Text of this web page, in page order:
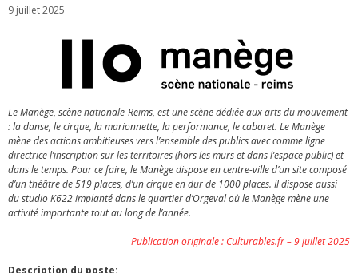
9 juillet 2025
Le Manège, scène nationale-Reims, est une scène dédiée aux arts du mouvement
: la danse, le cirque, la marionnette, la performance, le cabaret. Le Manège
mène des actions ambitieuses vers l’ensemble des publics avec comme ligne
directrice l’inscription sur les territoires (hors les murs et dans l’espace public) et
dans le temps. Pour ce faire, le Manège dispose en centre-ville d’un site composé
d’un théâtre de 519 places, d’un cirque en dur de 1000 places. Il dispose aussi
du studio K622 implanté dans le quartier d’Orgeval où le Manège mène une
activité importante tout au long de l’année.
Publication originale : Culturables.fr – 9 juillet 2025